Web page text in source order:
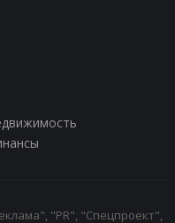
"PR", "Спецпроект",